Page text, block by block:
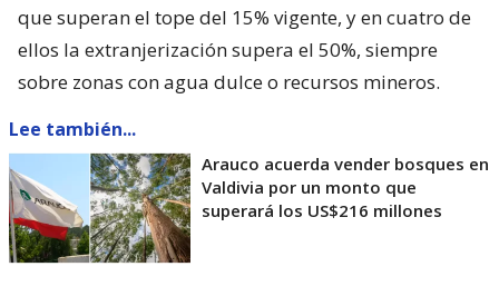
que superan el tope del 15% vigente, y en cuatro de
ellos la extranjerización supera el 50%, siempre
sobre zonas con agua dulce o recursos mineros.
Lee también...
Arauco acuerda vender bosques en
Valdivia por un monto que
superará los US$216 millones